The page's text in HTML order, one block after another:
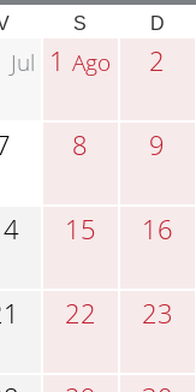
S D
Jul 1Ago 2
8 9
15 16
22 23